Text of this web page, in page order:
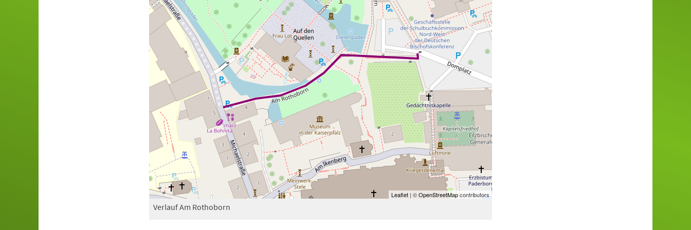
Leaflet| ©OpenStreetMapcontributors
Verlauf Am Rothoborn